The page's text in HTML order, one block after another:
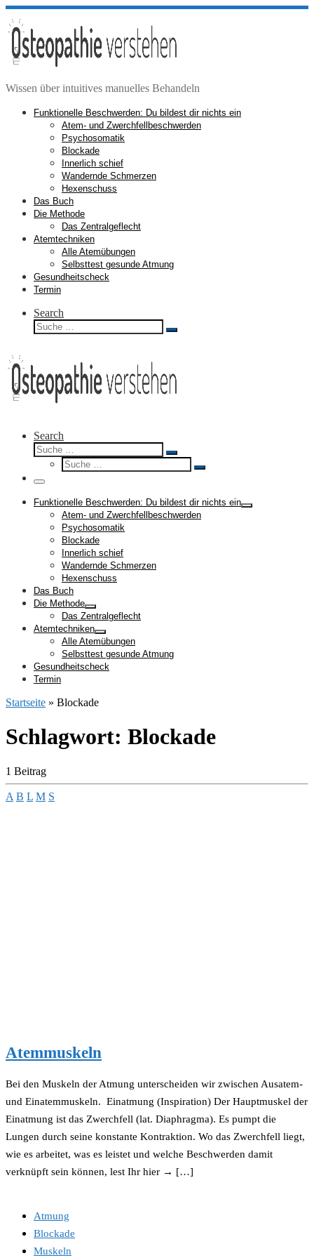
Zum
Inhalt
springen
Wissen über intuitives manuelles Behandeln
Funktionelle Beschwerden: Du bildest dir nichts ein
Atem- und Zwerchfellbeschwerden
Psychosomatik
Blockade
Innerlich schief
Wandernde Schmerzen
Hexenschuss
Das Buch
Die Methode
Das Zentralgeflecht
Atemtechniken
Alle Atemübungen
Selbsttest gesunde Atmung
Gesundheitscheck
Termin
Search
Suche
Suche
Search
Suche
Suche
…
Suche
Suche
Menü
Funktionelle Beschwerden: Du bildest dir nichts ein
Atem- und Zwerchfellbeschwerden
Psychosomatik
Blockade
Innerlich schief
Wandernde Schmerzen
Hexenschuss
Das Buch
Die Methode
Das Zentralgeflecht
Atemtechniken
Alle Atemübungen
Selbsttest gesunde Atmung
Gesundheitscheck
Termin
Startseite » Blockade
Schlagwort: Blockade
1 Beitrag
A B L M S
Atemmuskeln
Bei den Muskeln der Atmung unterscheiden wir zwischen Ausatem-
und Einatemmuskeln. Einatmung (Inspiration) Der Hauptmuskel der
Einatmung ist das Zwerchfell (lat. Diaphragma). Es pumpt die
Lungen durch seine konstante Kontraktion. Wo das Zwerchfell liegt,
wie es arbeitet, was es leistet und welche Beschwerden damit
verknüpft sein können, lest Ihr hier → […]
Atmung
Blockade
Muskeln